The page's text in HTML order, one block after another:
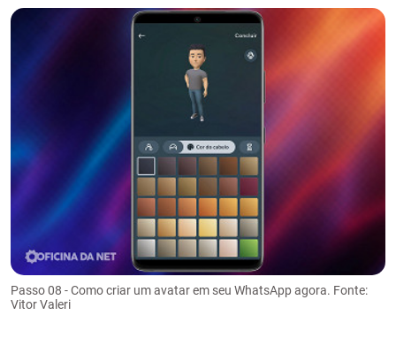
Passo 08 - Como criar um avatar em seu WhatsApp agora. Fonte:
Vitor Valeri